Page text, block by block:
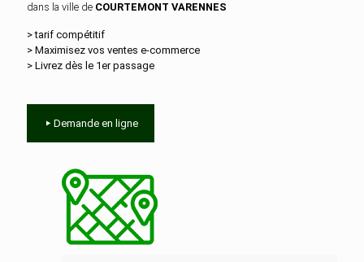
dans la ville de COURTEMONT VARENNES
> tarif compétitif
> Maximisez vos ventes e‑commerce
> Livrez dès le 1er passage
Demande en ligne